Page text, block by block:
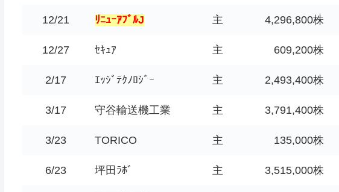
12/21 ﾘﾆｭｰｱﾌﾞﾙJ 主 4,296,800株
12/27 ｾｷｭｱ 主 609,200株
2/17 ｴｯｼﾞﾃｸﾉﾛｼﾞｰ 主 2,493,400株
3/17 守谷輸送機工業 主 3,791,400株
3/23 TORICO 主 135,000株
6/23 坪田ﾗﾎﾞ 主 3,515,000株